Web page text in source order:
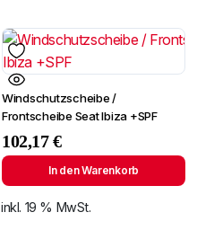
Windschutzscheibe /
Frontscheibe Seat Ibiza +SPF
102,17€
In den Warenkorb
inkl. 19 % MwSt.